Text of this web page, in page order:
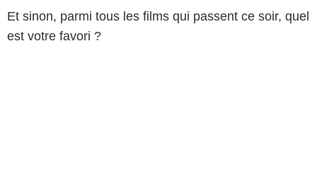
Et sinon, parmi tous les films qui passent ce soir, quel
est votre favori ?